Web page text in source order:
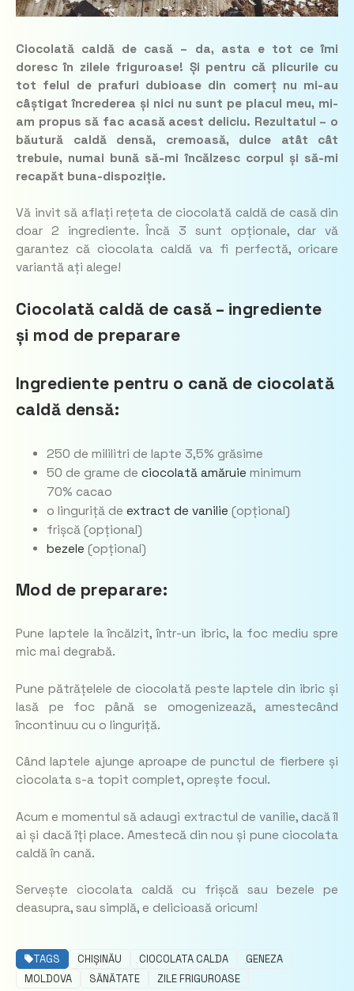
Ciocolată caldă de casă – da, asta e tot ce îmi
doresc în zilele friguroase! Și pentru că plicurile cu
tot felul de prafuri dubioase din comerț nu mi-au
câștigat încrederea și nici nu sunt pe placul meu, mi-
am propus să fac acasă acest deliciu. Rezultatul – o
băutură caldă densă, cremoasă, dulce atât cât
trebuie, numai bună să-mi încălzesc corpul și să-mi
recapăt buna-dispoziție.
Vă invit să aflați rețeta de ciocolată caldă de casă din
doar 2 ingrediente. Încă 3 sunt opționale, dar vă
garantez că ciocolata caldă va fi perfectă, oricare
variantă ați alege!
Ciocolată caldă de casă – ingrediente
și mod de preparare
Ingrediente pentru o cană de ciocolată
caldă densă:
250 de mililitri de lapte 3,5% grăsime
50 de grame de ciocolată amăruie minimum
70% cacao
o linguriță de extract de vanilie (opțional)
frișcă (opțional)
bezele (opțional)
Mod de preparare:
Pune laptele la încălzit, într-un ibric, la foc mediu spre
mic mai degrabă.
Pune pătrățelele de ciocolată peste laptele din ibric și
lasă pe foc până se omogenizează, amestecând
încontinuu cu o linguriță.
Când laptele ajunge aproape de punctul de fierbere și
ciocolata s-a topit complet, oprește focul.
Acum e momentul să adaugi extractul de vanilie, dacă îl
ai și dacă îți place. Amestecă din nou și pune ciocolata
caldă în cană.
Servește ciocolata caldă cu frișcă sau bezele pe
deasupra, sau simplă, e delicioasă oricum!
TAGS CHIȘINĂU CIOCOLATA CALDA
GENEZA
MOLDOVA
SĂNĂTATE ZILE FRIGUROASE